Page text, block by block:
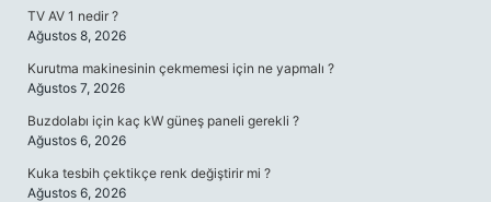
TV AV 1 nedir ?
Ağustos 8, 2026
Kurutma makinesinin çekmemesi için ne yapmalı ?
Ağustos 7, 2026
Buzdolabı için kaç kW güneş paneli gerekli ?
Ağustos 6, 2026
Kuka tesbih çektikçe renk değiştirir mi ?
Ağustos 6, 2026